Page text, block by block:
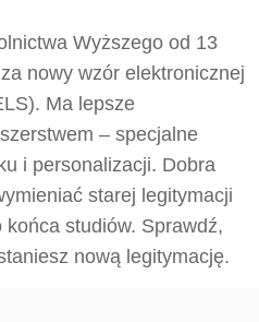
Wyższego od 13
nowy wzór elektronicznej
Ma lepsze
– specjalne
i personalizacji. Dobra
starej legitymacji
studiów. Sprawdź,
nową legitymację.